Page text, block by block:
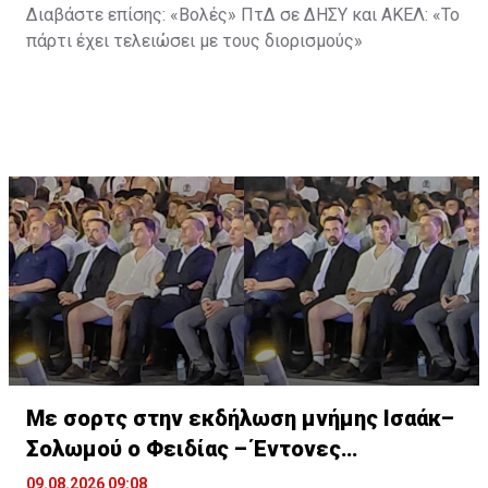
Διαβάστε επίσης: «Βολές» ΠτΔ σε ΔΗΣΥ και ΑΚΕΛ: «Το
πάρτι έχει τελειώσει με τους διορισμούς»
Με σορτς στην εκδήλωση μνήμης Ισαάκ–
Σολωμού ο Φειδίας – Έντονες
αντιδράσεις
09.08.2026 09:08